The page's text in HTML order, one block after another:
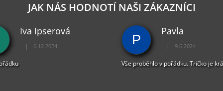
JAK NÁS HODNOTÍ NAŠI ZÁKAZNÍCI
Iva Ipserová
Hodnocení obchodu je 5 z 5 hvězdiček.
| 6.12.2024 P
Pavla
Hodnocení obchodu
| 9.6.2024
Vše proběhlo v pořádku. Tričko je